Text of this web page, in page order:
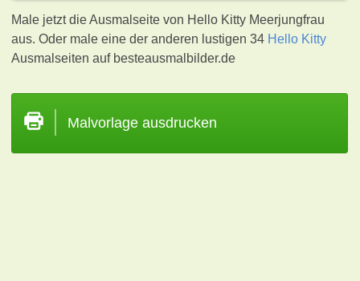
Male jetzt die Ausmalseite von Hello Kitty Meerjungfrau
aus. Oder male eine der anderen lustigen 34 Hello Kitty
Ausmalseiten auf besteausmalbilder.de
Malvorlage ausdrucken